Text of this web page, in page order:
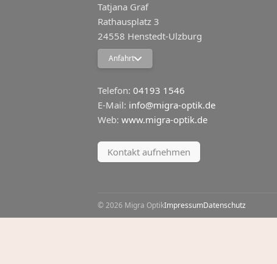
Tatjana Graf
Rathausplatz 3
24558 Henstedt-Ulzburg
Anfahrt
Telefon: 04193 1546
E-Mail: info@migra-optik.de
Web: www.migra-optik.de
Kontakt aufnehmen
© 2026 Migra OptikImpressumDatenschutz